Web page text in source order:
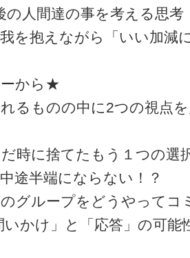
の人間達の事を考える思考
我を抱えながら「いい加減
から★
れるものの中に2つの視点
だ時に捨てたもう１つの選
途半端にならない！？
のグループをどうやって
かけ」と「応答」の可能